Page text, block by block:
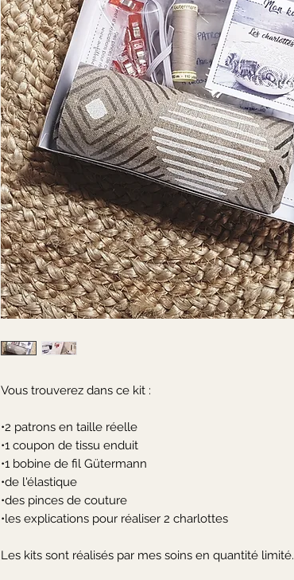
Vous trouverez dans ce kit :
•2 patrons en taille réelle
•1 coupon de tissu enduit
•1 bobine de fil Gütermann
•de l'élastique
•des pinces de couture
•les explications pour réaliser 2 charlottes
Les kits sont réalisés par mes soins en quantité limité.